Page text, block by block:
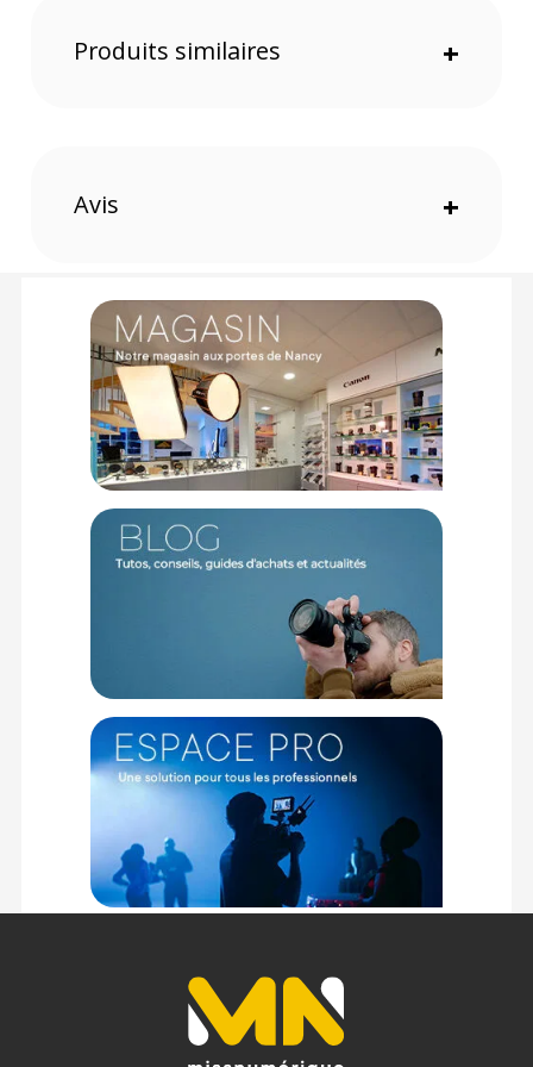
Capturez également des photos panoramiques grâce au
mode Panorama qui prend en charge les photos
panoramiques à 180°. Enfin, envoyez les résultats sur votre
smartphone pour les enregistrer ou les partager tout aussi
rapidement avec QuickTransfer.
Volez même lors de vents
Le DJI Mini 3 possède plusieurs fonctionnalités qui faciliteront
votre vol, comme la fonction décollage automatique, la
fonction Return to Home, Smart RTH, Low Battery RTH ou
encore Failsafe RTH. Utilisez également le DJI Mini 3 même
dans des conditions de vents puissants. Ainsi le drone volera
en douceur et de manière stable dans des vents allant
jusqu'à 10,7 m/s. De plus, le drone combine le GNSS avec le
système de vision vers le bas et le système de détection
infrarouge pour planer de manière stable et précise, afin que
vous puissiez voler en toute confiance.
Transmission vidéo
Le système DJI O3 peut transmettre en 1080p à 30ips jusqu'à
12Km (norme FCC, sans obstruction). Le signal est stable et
net. La radiocommande incluse fonctionne à une latence de
120ms et un débit binaire maximal de 18Mbps.
Caractéristiques du drone DJI Mini 3 avec DJI RC-N1 :
GENERAL
Poids standard de drone : 248 g (y compris la batterie de vol
dans les matériaux du lot et de facteurs externes.
Dimensions de l'appareil plié (sans hélices) :
148 × 90 × 62 mm (L × l × H)
Déplié (avec hélices) : 251 × 362 × 72 mm (L × l × H)
Produits similaires +
Avis +